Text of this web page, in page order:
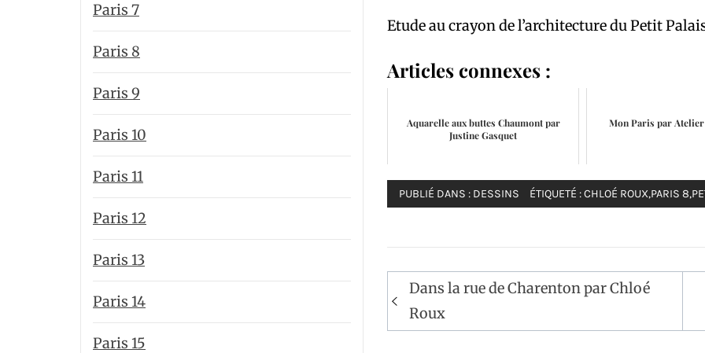
Etude au crayon de l’architecture du Petit
Articles connexes :
Aquarelle aux buttes Chaumont par
Justine Gasquet
Mon Paris par
PUBLIÉ DANS : DESSINS ÉTIQUETÉ :CHLOÉ ROUX,PARIS 8,
Navigation
de
l’article
Dans la rue de Charenton par Chloé
Roux
Paris 7
Paris 8
Paris 9
Paris 10
Paris 11
Paris 12
Paris 13
Paris 14
Paris 15